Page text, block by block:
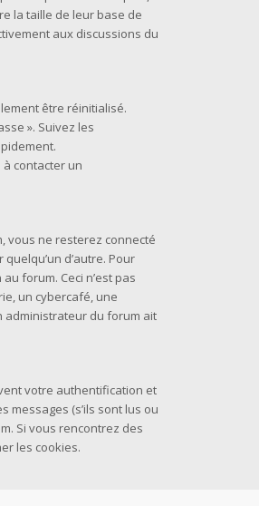
la taille de leur base de
aux discussions du
être réinitialisé.
». Suivez les
contacter un
vous ne resterez connecté
d’autre. Pour
forum. Ceci n’est pas
un cybercafé, une
administrateur du forum ait
votre authentification et
messages (s’ils sont lus ou
Si vous rencontrez des
les cookies.